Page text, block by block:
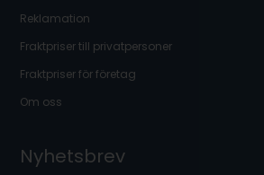
Reklamation
Fraktpriser till privatpersoner
Fraktpriser för företag
Om oss
Nyhetsbrev